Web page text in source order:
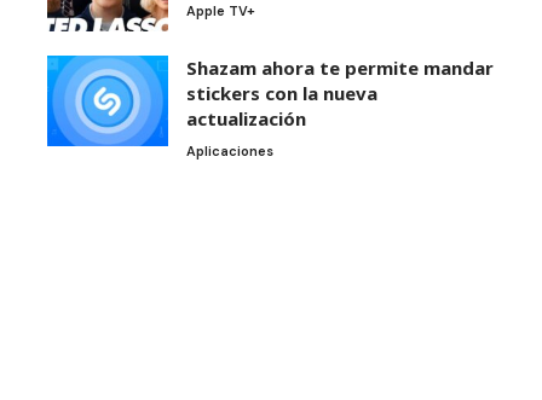
Apple TV+
Shazam ahora te permite mandar
stickers con la nueva
actualización
Aplicaciones